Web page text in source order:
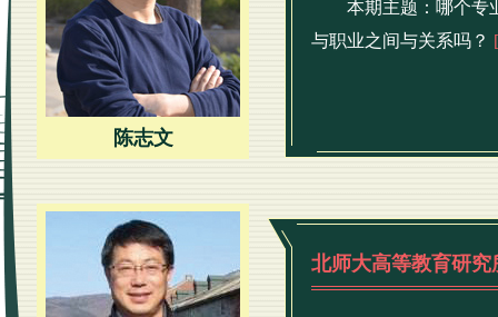
陈志文
本期主题：哪个专
与职业之间与关系吗？
北师大高等教育研究